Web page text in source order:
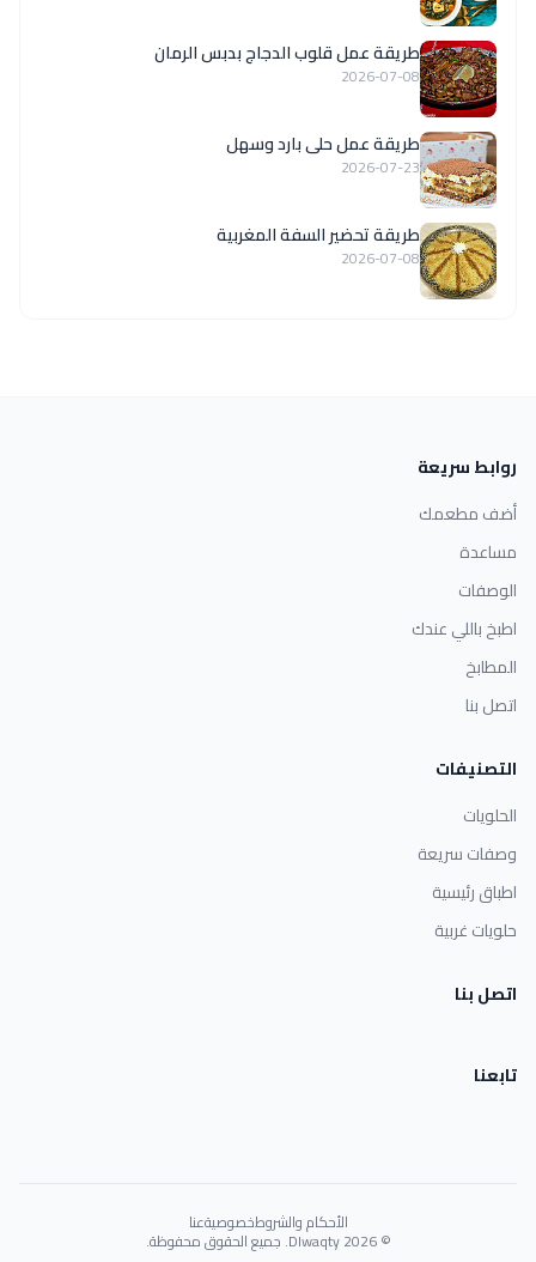
طريقة عمل قلوب الدجاج بدبس الرمان
2026-07-08
طريقة عمل حلى بارد وسهل
2026-07-23
طريقة تحضير السفة المغربية
2026-07-08
روابط سريعة
أضف مطعمك
مساعدة
الوصفات
اطبخ باللي عندك
المطابخ
اتصل بنا
التصنيفات
الحلويات
وصفات سريعة
اطباق رئيسية
حلويات غربية
اتصل بنا
تابعنا
الأحكام والشروطخصوصيةعنا
© 2026 Dlwaqty. جميع الحقوق محفوظة.